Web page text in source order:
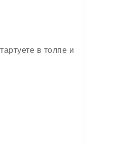
в толпе и